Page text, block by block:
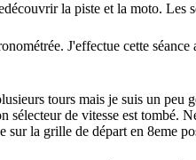
la piste et la moto. Les
J'effectue cette
tours mais je suis un peu
de vitesse est tombé.
la grille de départ en 8eme